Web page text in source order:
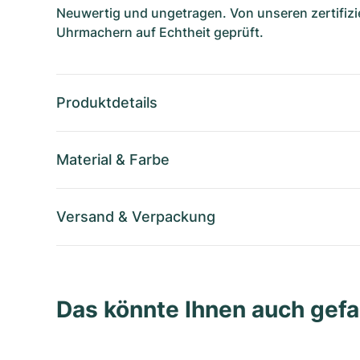
Neuwertig und ungetragen. Von unseren
Uhrmachern auf Echtheit geprüft.
Produktdetails
Material & Farbe
Versand & Verpackung
Das könnte Ihnen auch